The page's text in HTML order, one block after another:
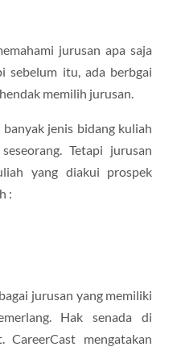
jurusan apa saja
sebelum itu, ada berbgai
memilih jurusan.
jenis bidang kuliah
Tetapi jurusan
yang diakui prospek
:
jurusan yang memiliki
Hak senada di
CareerCast mengatakan